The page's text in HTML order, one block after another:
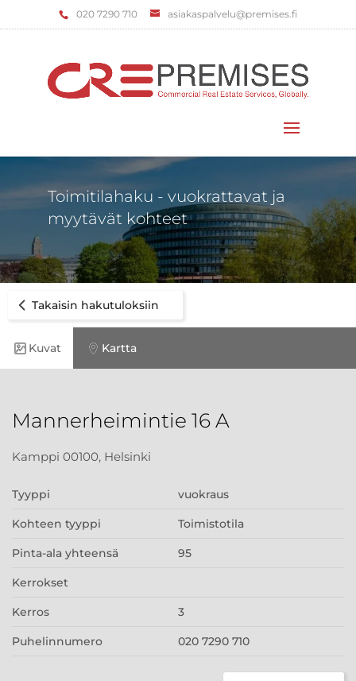
‌020 7290 710 asiakaspalvelu@premises.fi
Toimitilahaku - vuokrattavat ja
myytävät kohteet
Takaisin hakutuloksiin
Kuvat Kartta
Mannerheimintie 16 A
Kamppi 00100, Helsinki
Tyyppi vuokraus
Kohteen tyyppi Toimistotila
Pinta-ala yhteensä 95
Kerrokset
Kerros 3
Puhelinnumero 020 7290 710